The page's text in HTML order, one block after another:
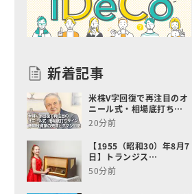
新着記事
米株V字回復で再注目のオ
ニール式・相場底打ち…
20分前
【1955（昭和30）年8月7
日】トランジス…
50分前